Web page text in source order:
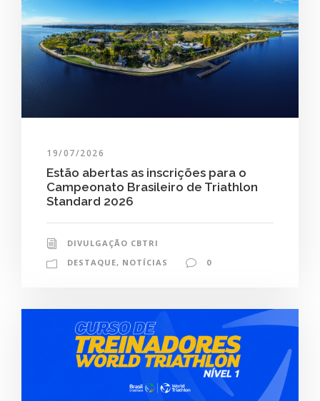
19/07/2026
Estão abertas as inscrições para o
Campeonato Brasileiro de Triathlon
Standard 2026
DIVULGAÇÃO CBTRI
DESTAQUE, NOTÍCIAS 0